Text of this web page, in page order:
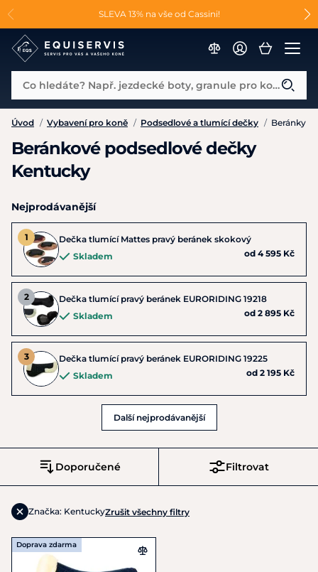
SLEVA 13% na vše od Cassini!
😮 CRAZY SLEVY AŽ 70% 😮
📐Pasování a doplňky k vybraným sedlům ZDARMA 🐴
Co hledáte? Např. jezdecké boty, granule pro koně...
Úvod / Vybavení pro koně / Podsedlové a tlumící dečky / Beránky
Beránkové podsedlové dečky
Kentucky
Nejprodávanější
Dečka tlumící Mattes pravý beránek skokový
Skladem
od 4 595 Kč
Dečka tlumící pravý beránek EURORIDING 19218
Skladem
od 2 895 Kč
Dečka tlumící pravý beránek EURORIDING 19225
Skladem
od 2 195 Kč
Další nejprodávanější
Filtrovat
Doporučené
Značka: KentuckyZrušit všechny filtry
Doprava zdarma